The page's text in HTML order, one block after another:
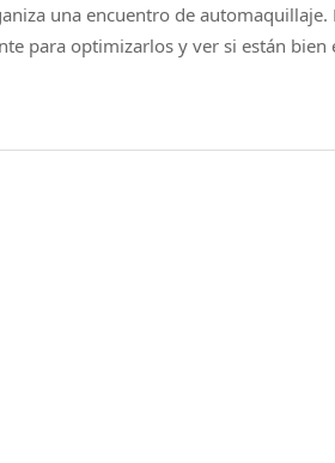
una encuentro de
para optimizarlos y ver si están bien